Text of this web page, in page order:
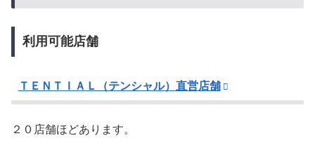
利用可能店舗
ＴＥＮＴＩＡＬ（テンシャル）直営店舗
２０店舗ほどあります。